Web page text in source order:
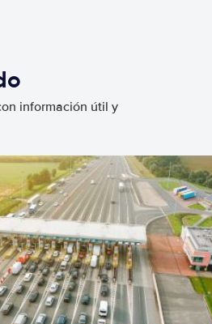
información útil y